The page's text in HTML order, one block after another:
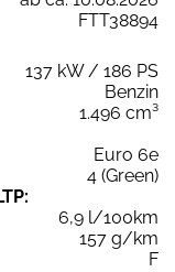
FTT38894
137 kW / 186 PS
Benzin
1.496 cm³
Euro 6e
4 (Green)
6,9 l/100km
157 g/km
F